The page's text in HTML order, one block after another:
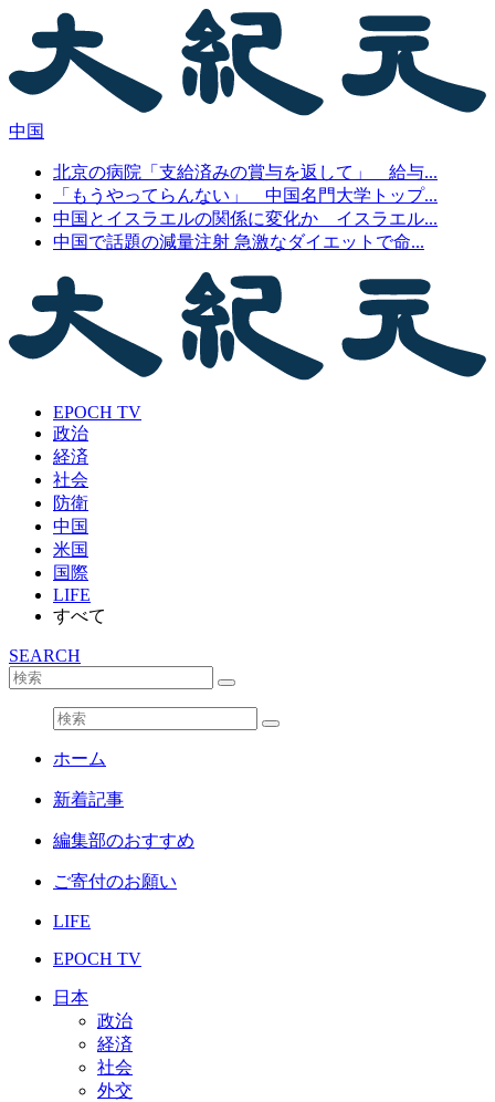
中国
北京の病院「支給済みの賞与を返して」 給与...
「もうやってらんない」 中国名門大学トップ...
中国とイスラエルの関係に変化か イスラエル...
中国で話題の減量注射 急激なダイエットで命...
EPOCH TV
政治
経済
社会
防衛
中国
米国
国際
LIFE
すべて
SEARCH
ホーム
新着記事
編集部のおすすめ
ご寄付のお願い
LIFE
EPOCH TV
日本
政治
経済
社会
外交